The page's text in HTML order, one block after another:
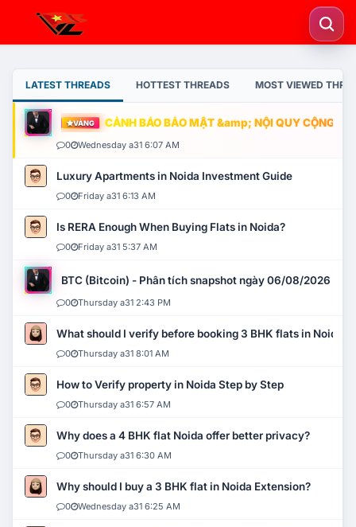
LATEST THREADS HOTTEST THREADS MOST VIEWED
VÀNG CẢNH BÁO BẢO MẬT &amp; NỘI QUY CỘNG
0 Wednesday a31 6:07 AM
Luxury Apartments in Noida Investment Guide
0 Friday a31 6:13 AM
Is RERA Enough When Buying Flats in Noida?
0 Friday a31 5:37 AM
BTC (Bitcoin) - Phân tích snapshot ngày 06/08/2026
0 Thursday a31 2:43 PM
What should I verify before booking 3 BHK flats in Noida?
0 Thursday a31 8:01 AM
How to Verify property in Noida Step by Step
0 Thursday a31 6:57 AM
Why does a 4 BHK flat Noida offer better privacy?
0 Thursday a31 6:30 AM
Why should I buy a 3 BHK flat in Noida Extension?
0 Wednesday a31 6:25 AM